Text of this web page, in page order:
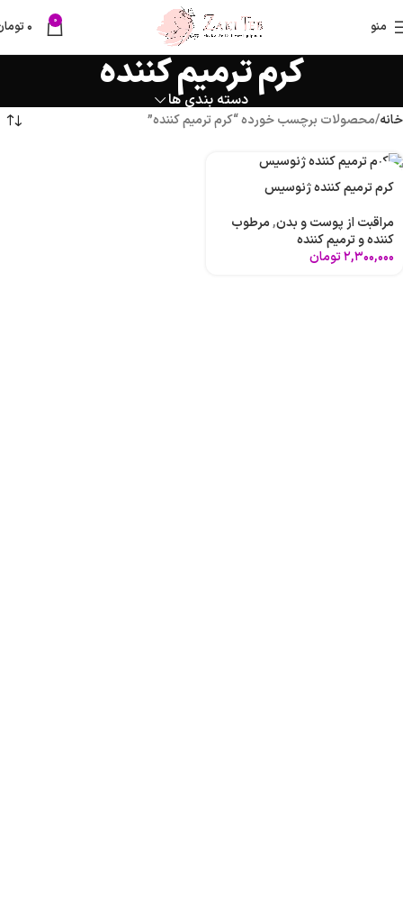
منو 0 ۰
کرم ترمیم کننده
دسته بندی ها
خانه محصولات برچسب خورده “کرم ترمیم کننده”
کرم ترمیم کننده ژنوسیس
مراقبت از پوست و بدن,مرطوب
کننده و ترمیم کننده
۲,۳۰۰,۰۰۰تومان